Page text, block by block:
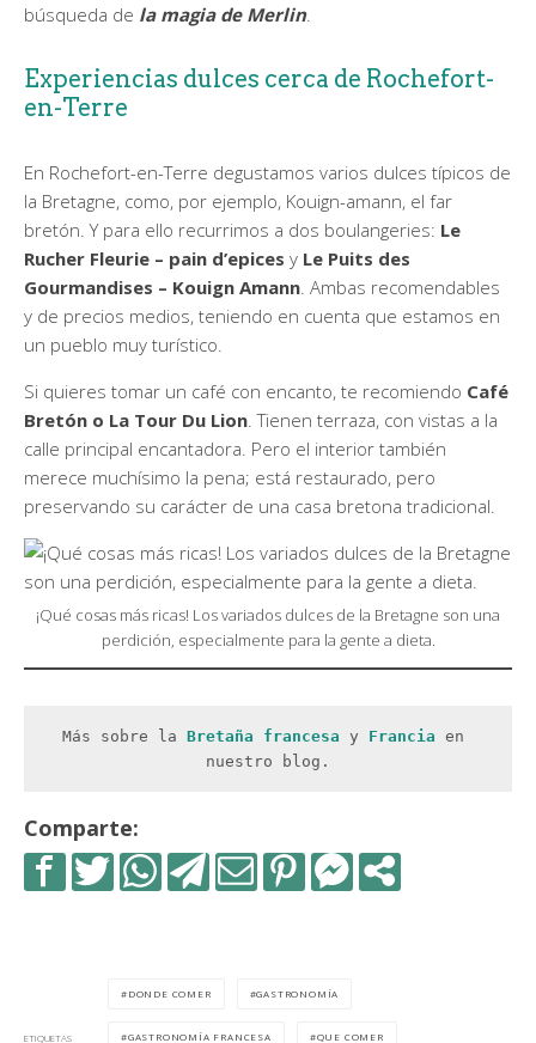
búsqueda de la magia de Merlin.
Experiencias dulces cerca de Rochefort-
en-Terre
En Rochefort-en-Terre degustamos varios dulces típicos de
la Bretagne, como, por ejemplo, Kouign-amann, el far
bretón. Y para ello recurrimos a dos boulangeries: Le
Rucher Fleurie – pain d’epices y Le Puits des
Gourmandises – Kouign Amann . Ambas recomendables
y de precios medios, teniendo en cuenta que estamos en
un pueblo muy turístico.
Si quieres tomar un café con encanto, te recomiendo Café
Bretón o La Tour Du Lion . Tienen terraza, con vistas a la
calle principal encantadora. Pero el interior también
merece muchísimo la pena; está restaurado, pero
preservando su carácter de una casa bretona tradicional.
¡Qué cosas más ricas! Los variados dulces de la Bretagne son una
perdición, especialmente para la gente a dieta.
Más sobre la Bretaña francesa y Francia en
nuestro blog.
Comparte:
ETIQUETAS
DONDE COMER GASTRONOMÍA
GASTRONOMÍA FRANCESA QUE COMER